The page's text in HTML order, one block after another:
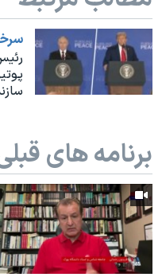
نرگس محمدی برنده جایزه
همایش محافظه‌کاران
صفحه‌های ویژه
برنامه های